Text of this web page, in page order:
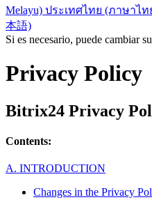
Melayu) ประเทศไทย (ภาษาไท
本語)
Si es necesario, puede cambiar
Privacy Policy
Bitrix24 Privacy
Contents:
A. INTRODUCTION
Changes in the Privacy